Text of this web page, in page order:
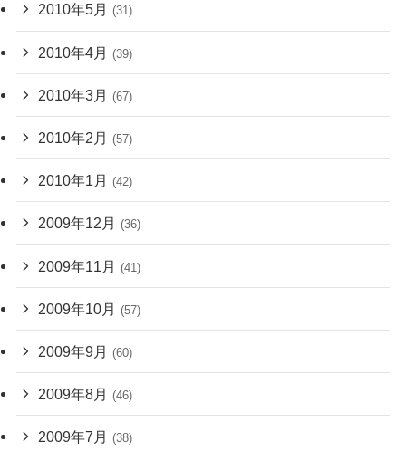
2010年5月 (31)
2010年4月 (39)
2010年3月 (67)
2010年2月 (57)
2010年1月 (42)
2009年12月 (36)
2009年11月 (41)
2009年10月 (57)
2009年9月 (60)
2009年8月 (46)
2009年7月 (38)